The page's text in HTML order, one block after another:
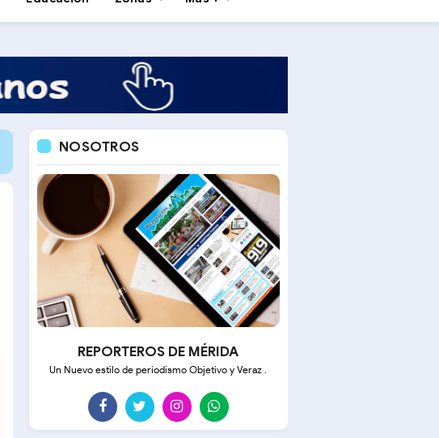
NOSOTROS
REPORTEROS DE MÉRIDA
Un Nuevo estilo de periodismo Objetivo y Veraz .